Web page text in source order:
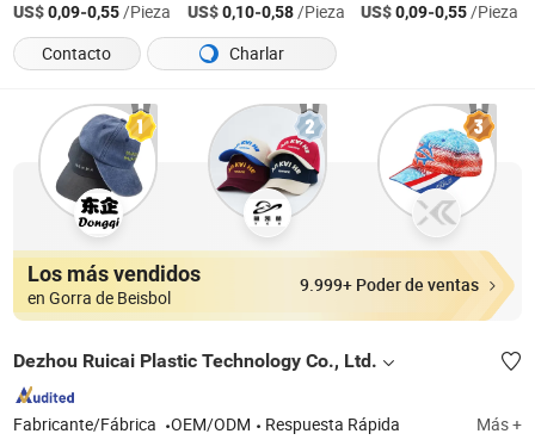
US$0,09-0,55/Pieza US$0,10-0,58/Pieza US$0,09-0,55/Pieza
Contacto
Charlar
Los más vendidos
en Gorra de Beisbol
9.999+ Poder de ventas
Dezhou Ruicai Plastic Technology Co., Ltd.
Fabricante/Fábrica OEM/ODM Respuesta Rápida Más +